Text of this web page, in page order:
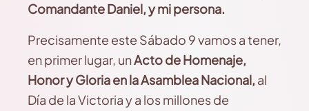
Comandante Daniel, y mi persona.
Precisamente este Sábado 9 vamos a tener,
en primer lugar, unActo de Homenaje,
Honor y Gloria en la Asamblea Nacional, al
Día de la Victoria y a los millones de